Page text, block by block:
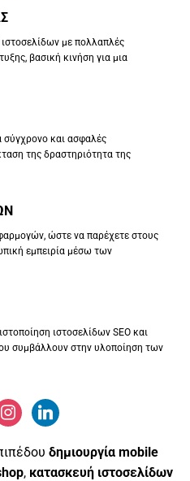
με πολλαπλές
βασική κινήση για μια
σύγχρονο και ασφαλές
της δραστηριότητα της
ώστε να παρέχετε στους
εμπειρία μέσω των
ιστοσελίδων SEO και
συμβάλλουν στην υλοποίηση των
δημιουργία mobile
, κατασκευή ιστοσελίδων